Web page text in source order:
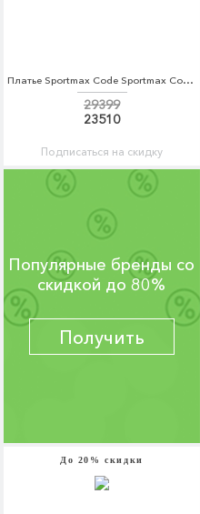
Платье Sportmax Code Sportmax Code SP027EWBSXQ9
29399
23510
Подписаться на скидку
Популярные бренды со
скидкой до 80%
Получить
До 20% скидки